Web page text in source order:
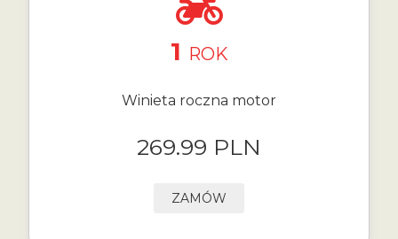
1 ROK
Winieta roczna motor
269.99 PLN
ZAMÓW